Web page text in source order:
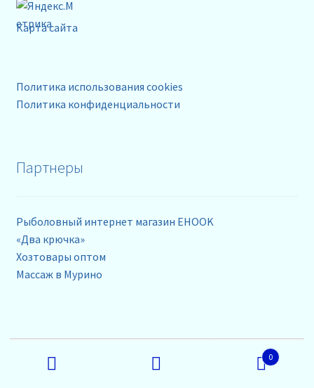
Карта сайта
Политика использования cookies
Политика конфиденциальности
Партнеры
Рыболовный интернет магазин EHOOK
«Два крючка»
Хозтовары оптом
Массаж в Мурино
Контакты
0